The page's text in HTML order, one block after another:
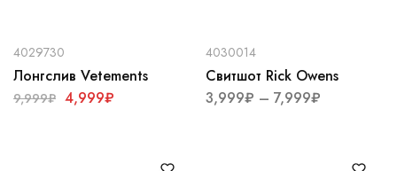
4029730
Лонгслив Vetements
9,999₽ 4,999₽
4030014
Свитшот Rick Owens
3,999₽ – 7,999₽